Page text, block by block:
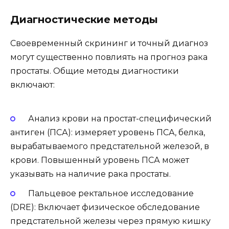
Диагностические методы
Своевременный скрининг и точный диагноз
могут существенно повлиять на прогноз рака
простаты. Общие методы диагностики
включают:
Анализ крови на простат-специфический
антиген (ПСА): измеряет уровень ПСА, белка,
вырабатываемого предстательной железой, в
крови. Повышенный уровень ПСА может
указывать на наличие рака простаты.
Пальцевое ректальное исследование
(DRE): Включает физическое обследование
предстательной железы через прямую кишку